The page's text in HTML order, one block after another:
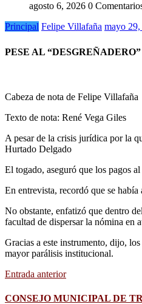
agosto 6, 2026 0
Principal Felipe Villafaña mayo
PESE AL
Cabeza de nota de Felipe Villafaña
Texto de nota: René Vega Giles
A pesar de la crisis jurídica por la
Hurtado Delgado
El togado, aseguró que los pagos
En entrevista, recordó que se
No obstante, enfatizó que dentro
facultad de dispersar la nómina en
Gracias a este instrumento, dijo,
mayor parálisis institucional.
Entrada anterior
CONSEJO MUNICIPAL DE